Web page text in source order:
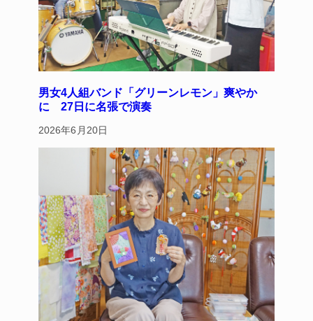
男女4人組バンド「グリーンレモン」爽やか
に 27日に名張で演奏
2026年6月20日